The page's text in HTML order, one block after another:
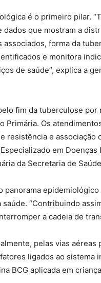
é o primeiro pilar.
dados que mostram a
associados, forma da
e monitora
de saúde”, explica a
fim da tuberculose
Primária. Os
resistência e associação
em
da Secretaria de Saúde
panorama
“Contribuindo
a cadeia de
pelas vias
ligados ao sistema
BCG aplicada em